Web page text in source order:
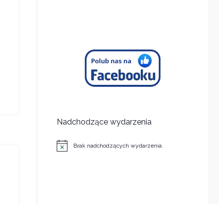
Nadchodzące wydarzenia
Powiadomienie
Brak nadchodzących wydarzenia.